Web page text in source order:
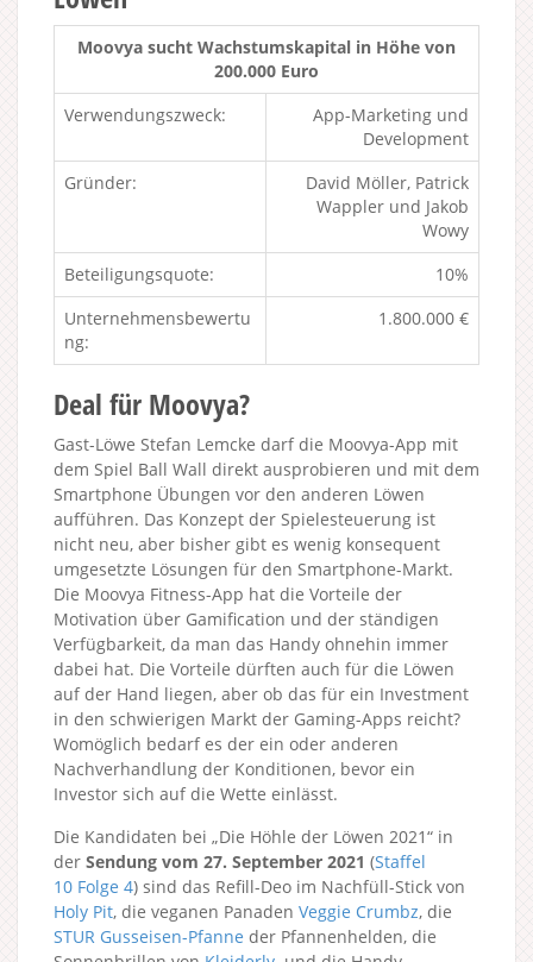
Moovya sucht Wachstumskapital in Höhe von
200.000 Euro
Verwendungszweck:
App-Marketing und
Development
Gründer:
David Möller, Patrick
Wappler und Jakob
Wowy
Beteiligungsquote:
10%
Unternehmensbewertu
ng:
1.800.000 €
Deal für Moovya?
Gast-Löwe Stefan Lemcke darf die Moovya-App mit
dem Spiel Ball Wall direkt ausprobieren und mit dem
Smartphone Übungen vor den anderen Löwen
aufführen. Das Konzept der Spielesteuerung ist
nicht neu, aber bisher gibt es wenig konsequent
umgesetzte Lösungen für den Smartphone-Markt.
Die Moovya Fitness-App hat die Vorteile der
Motivation über Gamification und der ständigen
Verfügbarkeit, da man das Handy ohnehin immer
dabei hat. Die Vorteile dürften auch für die Löwen
auf der Hand liegen, aber ob das für ein Investment
in den schwierigen Markt der Gaming-Apps reicht?
Womöglich bedarf es der ein oder anderen
Nachverhandlung der Konditionen, bevor ein
Investor sich auf die Wette einlässt.
Die Kandidaten bei „Die Höhle der Löwen 2021“ in
der Sendung vom 27. September 2021 (Staffel
10 Folge 4) sind das Refill-Deo im Nachfüll-Stick von
Holy Pit, die veganen Panaden Veggie Crumbz, die
STUR Gusseisen-Pfanne der Pfannenhelden, die